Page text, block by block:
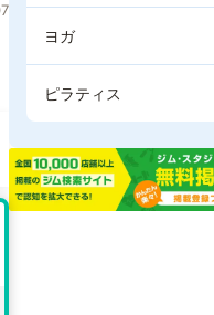
ヨガ
ピラティス